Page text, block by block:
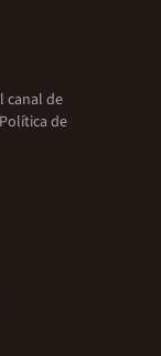
canal de
Política de